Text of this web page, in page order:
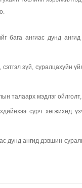
бага ангиас дунд
зүй, суралцахуйн
талаарх мэдлэг
сурч хөгжихөд
дунд ангид дэвшин